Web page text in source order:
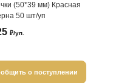
(50*39 мм) Красная
50 шт/уп
₽/уп.
о поступлении